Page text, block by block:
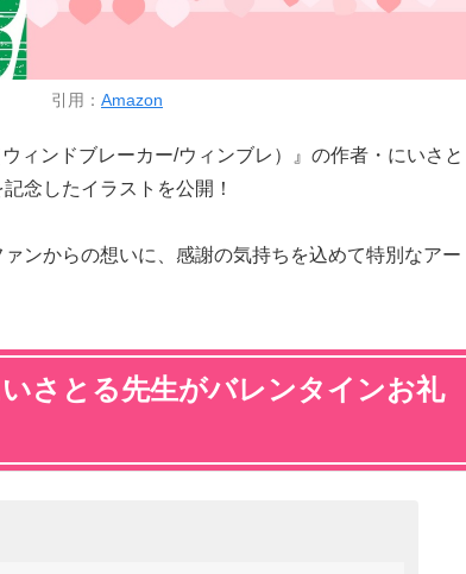
引用： Amazon
ウィンドブレーカー/ウィンブレ）』の作者・にいさと
念したイラストを公開！
ンからの想いに、感謝の気持ちを込めて特別なアー
いさとる先生がバレンタインお礼